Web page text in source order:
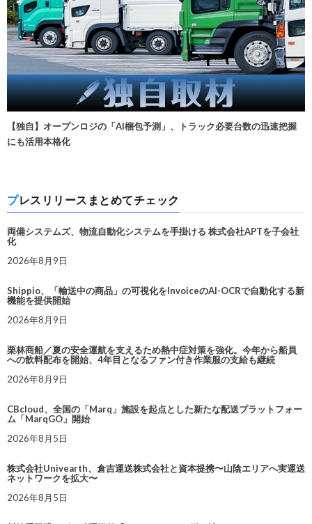
【独自】オープンロジの「AI梱包予測」、トラック必要台数の迅速把握
にも活用本格化
プレスリリースまとめてチェック
両備システムズ、物流自動化システムを手掛ける 株式会社APTを子会社
化
2026年8月9日
Shippio、「輸送中の商品」の可視化をInvoiceのAI-OCRで自動化する新
機能を提供開始
2026年8月9日
栗林商船／夏の安全運航を支えるため熱中症対策を強化。今年から船員
への飲料配布を開始、4年目となるファン付き作業服の支給も継続
2026年8月9日
CBcloud、全国の「Marq」施設を起点とした新たな配送プラットフォー
ム「MarqGO」開始
2026年8月5日
株式会社Univearth、倉吉運送株式会社と資本提携〜山陰エリアへ実運送
ネットワークを拡大〜
2026年8月5日